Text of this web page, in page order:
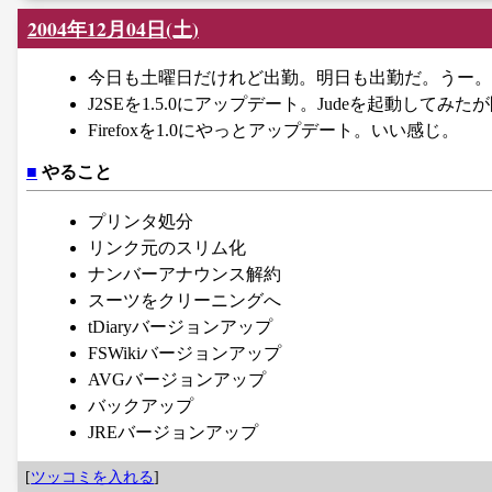
2004年12月04日(土)
今日も土曜日だけれど出勤。明日も出勤だ。うー。
J2SEを1.5.0にアップデート。Judeを起動してみたが
Firefoxを1.0にやっとアップデート。いい感じ。
■ やること
プリンタ処分
リンク元のスリム化
ナンバーアナウンス解約
スーツをクリーニングへ
tDiaryバージョンアップ
FSWikiバージョンアップ
AVGバージョンアップ
バックアップ
JREバージョンアップ
[ツッコミを入れる]